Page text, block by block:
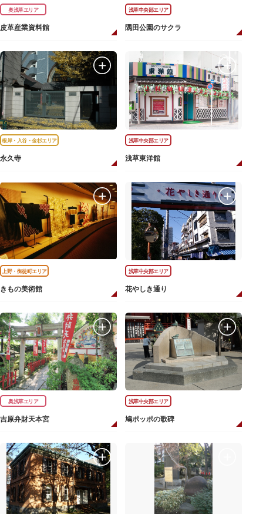
奥浅草エリア
皮革産業資料館
浅草中央部エリア
隅田公園のサクラ
根岸・入谷・金杉エリア
永久寺
浅草中央部エリア
浅草東洋館
上野・御徒町エリア
きもの美術館
浅草中央部エリア
花やしき通り
奥浅草エリア
吉原弁財天本宮
浅草中央部エリア
鳩ポッポの歌碑